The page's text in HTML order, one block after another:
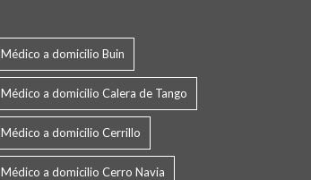
Médico a domicilio Buin
Médico a domicilio Calera de Tango
Médico a domicilio Cerrillo
Médico a domicilio Cerro Navia